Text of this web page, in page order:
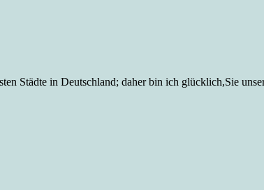
Städte in Deutschland; daher bin ich glücklich,Sie